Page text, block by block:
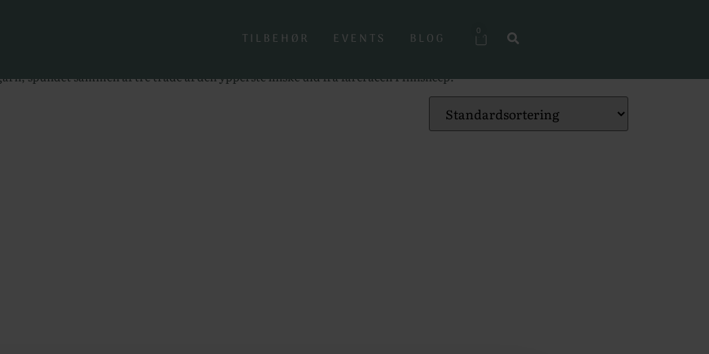
TILBEHØR EVENTS BLOG 0
spundet sammen af tre tråde af den ypperste finske uld fra fåreracen Finnsheep.